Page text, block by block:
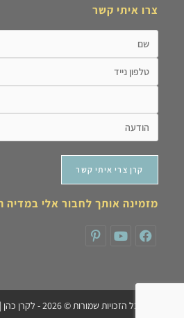
צרו איתי קשר
מזמינה אותך לחבור אלי במדיה
כל הזכויות שמורות © 2026 - לקרן כהן | בניית אתר: